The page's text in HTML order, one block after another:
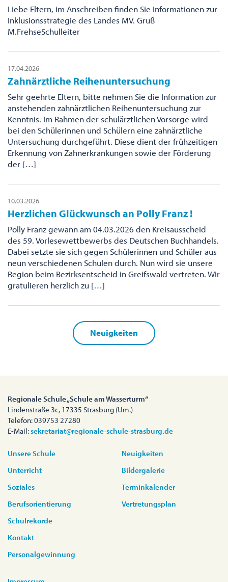
Liebe Eltern, im Anschreiben finden Sie Informationen zur
Inklusionsstrategie des Landes MV. Gruß
M.FrehseSchulleiter
17.04.2026
Zahnärztliche Reihenuntersuchung
Sehr geehrte Eltern, bitte nehmen Sie die Information zur
anstehenden zahnärztlichen Reihenuntersuchung zur
Kenntnis. Im Rahmen der schulärztlichen Vorsorge wird
bei den Schülerinnen und Schülern eine zahnärztliche
Untersuchung durchgeführt. Diese dient der frühzeitigen
Erkennung von Zahnerkrankungen sowie der Förderung
der […]
10.03.2026
Herzlichen Glückwunsch an Polly Franz !
Polly Franz gewann am 04.03.2026 den Kreisausscheid
des 59. Vorlesewettbewerbs des Deutschen Buchhandels.
Dabei setzte sie sich gegen Schülerinnen und Schüler aus
neun verschiedenen Schulen durch. Nun wird sie unsere
Region beim Bezirksentscheid in Greifswald vertreten. Wir
gratulieren herzlich zu […]
Neuigkeiten
Unsere Schule
Unterricht
Soziales
Berufsorientierung
Schulrekorde
Kontakt
Personalgewinnung
Neuigkeiten
Bildergalerie
Terminkalender
Vertretungsplan
Regionale Schule „Schule am Wasserturm“
Lindenstraße 3c, 17335 Strasburg (Um.)
Telefon: 039753 27280
E-Mail:sekretariat@regionale-schule-strasburg.de